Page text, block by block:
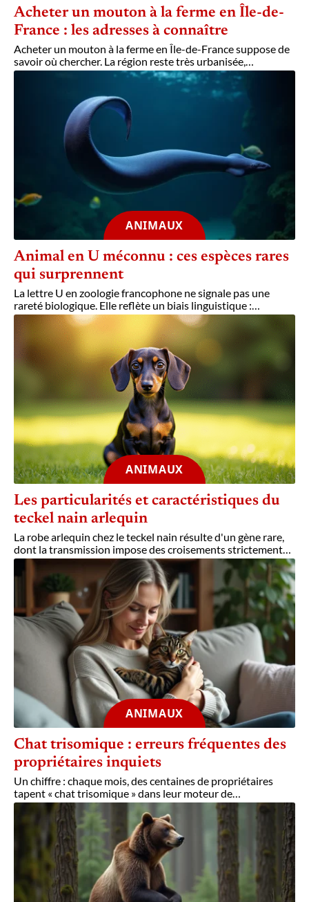
Acheter un mouton à la ferme en Île-de-
France : les adresses à connaître
Acheter un mouton à la ferme en Île-de-France suppose de
savoir où chercher. La région reste très urbanisée,…
ANIMAUX
Animal en U méconnu : ces espèces rares
qui surprennent
La lettre U en zoologie francophone ne signale pas une
rareté biologique. Elle reflète un biais linguistique :…
ANIMAUX
Les particularités et caractéristiques du
teckel nain arlequin
La robe arlequin chez le teckel nain résulte d'un gène rare,
dont la transmission impose des croisements strictement…
ANIMAUX
Chat trisomique : erreurs fréquentes des
propriétaires inquiets
Un chiffre : chaque mois, des centaines de propriétaires
tapent « chat trisomique » dans leur moteur de